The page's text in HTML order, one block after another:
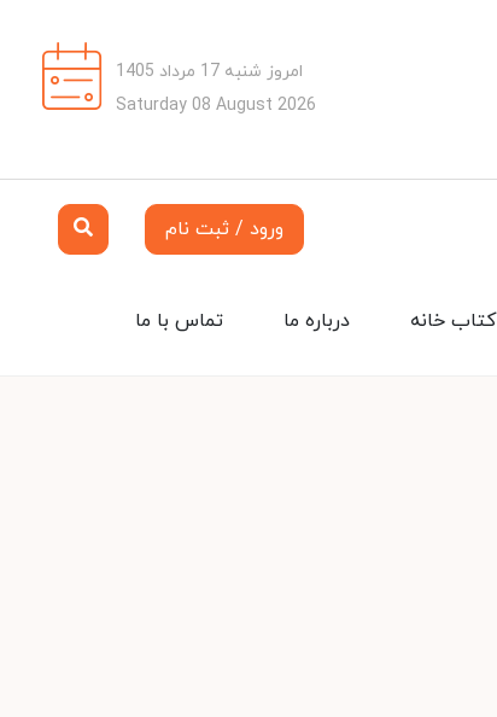
امروز شنبه 17 مرداد 1405
Saturday 08 August 2026
ورود / ثبت نام
تماس با ما درباره ما کتاب خانه